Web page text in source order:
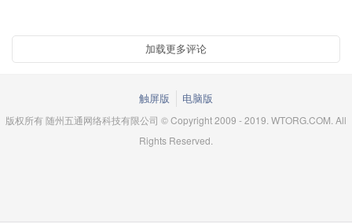
触屏版 电脑版
版权所有 随州五通网络科技有限公司 © Copyright 2009 - 2019. WTORG.COM. All
Rights Reserved.